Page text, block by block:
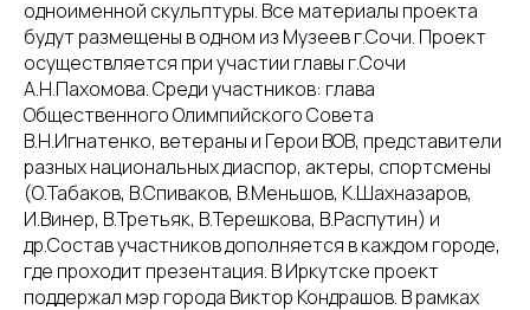
одноименной скульптуры. Все материалы проекта
будут размещены в одном из Музеев г.Сочи. Проект
осуществляется при участии главы г.Сочи
А.Н.Пахомова. Среди участников: глава
Общественного Олимпийского Совета
В.Н.Игнатенко, ветераны и Герои ВОВ, представители
разных национальных диаспор, актеры, спортсмены
(О.Табаков, В.Спиваков, В.Меньшов, К.Шахназаров,
И.Винер, В.Третьяк, В.Терешкова, В.Распутин) и
др.Состав участников дополняется в каждом городе,
где проходит презентация. В Иркутске проект
поддержал мэр города Виктор Кондрашов. В рамках